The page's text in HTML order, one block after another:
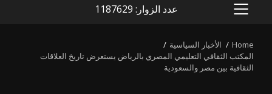
PRIMARY
عدد الزوار: 1187629
Home
الأخبار السياسية
المكتب الثقافي التعليمي المصري بالرياض يستعرض تاريخ العلاقات
الثقافية بين مصر والسعودية